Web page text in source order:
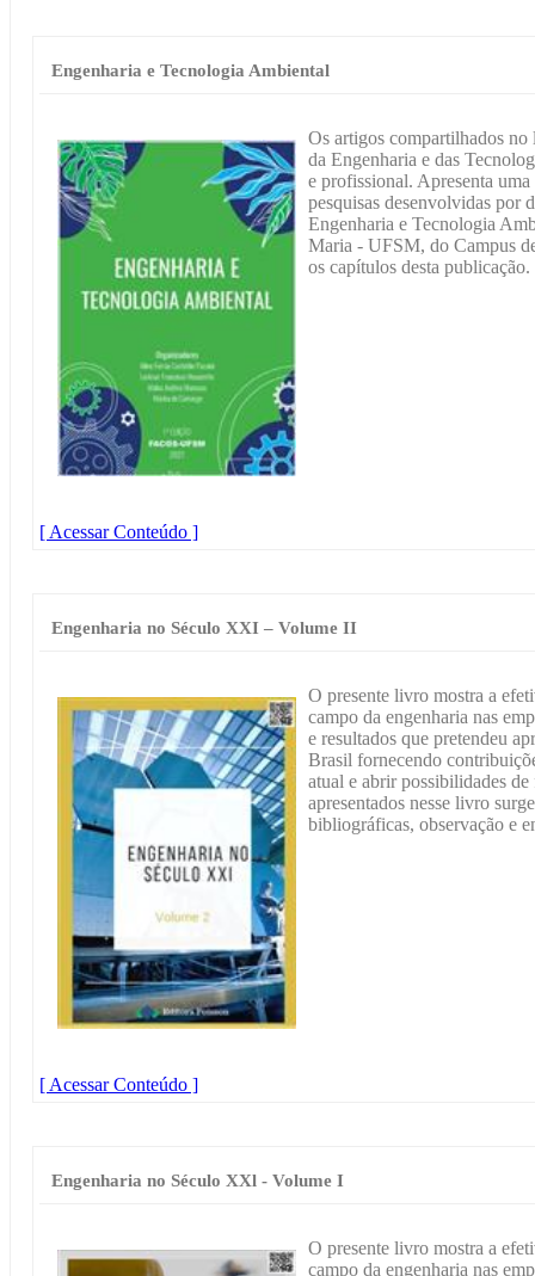
Engenharia e Tecnologia Ambiental
Os artigos compartilhados no
da Engenharia e das
e profissional. Apresenta
pesquisas desenvolvidas por
Engenharia e Tecnologia
Maria - UFSM, do Campus
os capítulos desta publicação.
[ Acessar Conteúdo ]
Engenharia no Século XXI – Volume II
O presente livro mostra a
campo da engenharia nas
e resultados que pretendeu
Brasil fornecendo
atual e abrir possibilidades de
apresentados nesse livro
bibliográficas, observação e
[ Acessar Conteúdo ]
Engenharia no Século XXl - Volume I
O presente livro mostra a
campo da engenharia nas